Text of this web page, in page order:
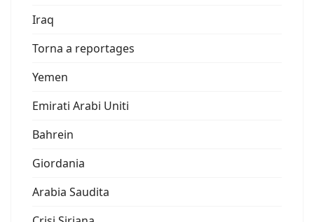
Iraq
Torna a reportages
Yemen
Emirati Arabi Uniti
Bahrein
Giordania
Arabia Saudita